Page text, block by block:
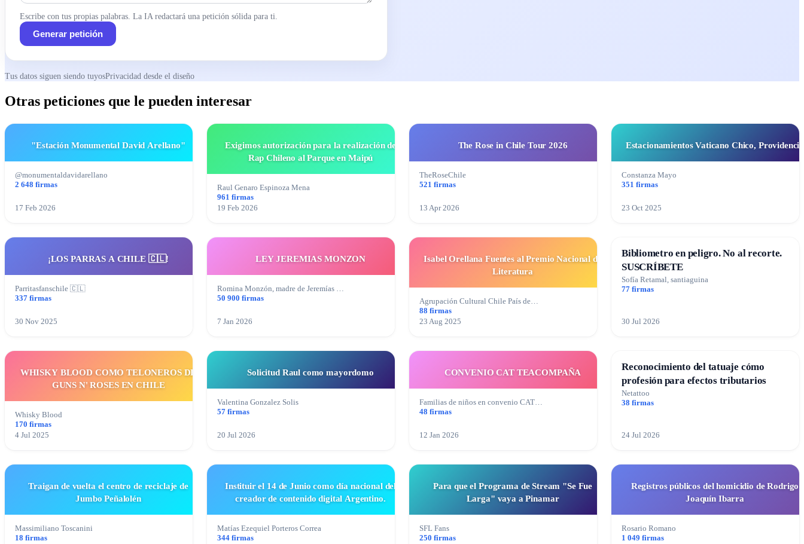
Escribe con tus propias palabras. La IA redactará una petición sólida para ti.
Generar petición
Tus datos siguen siendo tuyosPrivacidad desde el diseño
Otras peticiones que le pueden interesar
"Estación Monumental David Arellano"
@monumentaldavidarellano
2 648 firmas
17 Feb 2026
Exigimos autorización para la realización de
Rap Chileno al Parque en Maipú
Raul Genaro Espinoza Mena
961 firmas
19 Feb 2026
The Rose in Chile Tour 2026
TheRoseChile
521 firmas
13 Apr 2026
Estacionamientos Vaticano Chico, Providencia
Constanza Mayo
351 firmas
23 Oct 2025
¡LOS PARRAS A CHILE 🇨🇱!
Parritasfanschile 🇨🇱
337 firmas
30 Nov 2025
LEY JEREMIAS MONZON
Romina Monzón, madre de Jeremías …
50 900 firmas
7 Jan 2026
Isabel Orellana Fuentes al Premio Nacional de
Literatura
Agrupación Cultural Chile País de…
88 firmas
23 Aug 2025
Bibliometro en peligro. No al recorte.
SUSCRÍBETE
Sofía Retamal, santiaguina
77 firmas
30 Jul 2026
WHISKY BLOOD COMO TELONEROS DE
GUNS N' ROSES EN CHILE
Whisky Blood
170 firmas
4 Jul 2025
Solicitud Raul como mayordomo
Valentina Gonzalez Solis
57 firmas
20 Jul 2026
CONVENIO CAT TEACOMPAÑA
Familias de niños en convenio CAT…
48 firmas
12 Jan 2026
Reconocimiento del tatuaje cómo
profesión para efectos tributarios
Netattoo
38 firmas
24 Jul 2026
Traigan de vuelta el centro de reciclaje de
Jumbo Peñalolén
Massimiliano Toscanini
18 firmas
Instituir el 14 de Junio como día nacional del
creador de contenido digital Argentino.
Matías Ezequiel Porteros Correa
344 firmas
Para que el Programa de Stream "Se Fue
Larga" vaya a Pinamar
SFL Fans
250 firmas
Registros públicos del homicidio de Rodrigo
Joaquín Ibarra
Rosario Romano
1 049 firmas